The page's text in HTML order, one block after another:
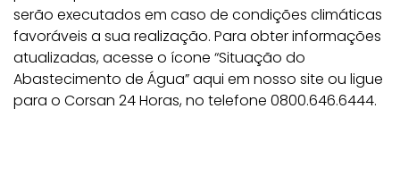
serão executados em caso de condições climáticas
favoráveis a sua realização. Para obter informações
atualizadas, acesse o ícone “Situação do
Abastecimento de Água” aqui em nosso site ou ligue
para o Corsan 24 Horas, no telefone 0800.646.6444.